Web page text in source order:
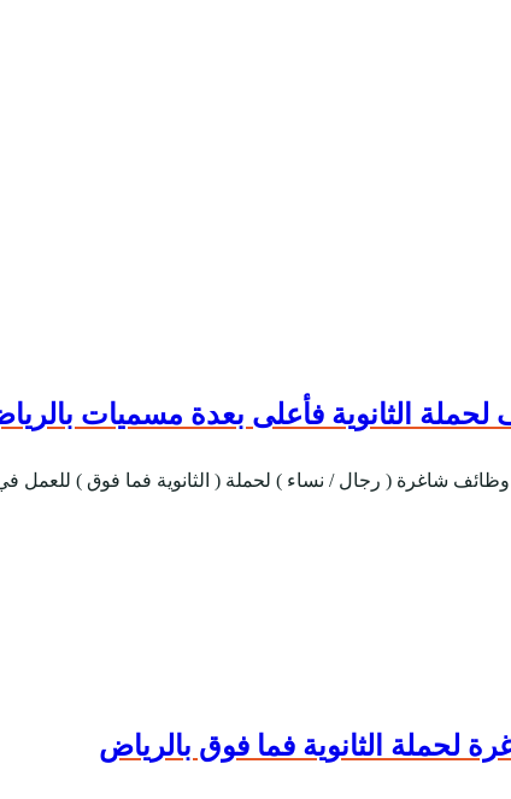
الثانوية فأعلى بعدة مسميات
شاغرة ( رجال / نساء ) لحملة ( الثانوية فما فوق ) للعمل
لحملة الثانوية فما فوق بالرياض